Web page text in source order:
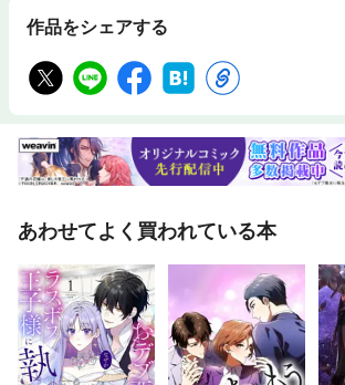
作品をシェアする
あわせてよく買われている本